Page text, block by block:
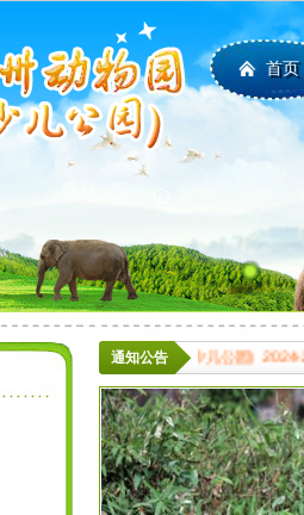
首页
通知公告
杭州动物园（少儿公园）2024-